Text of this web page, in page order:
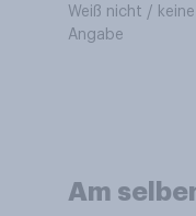
Weiß nicht / keine
Angabe
Am